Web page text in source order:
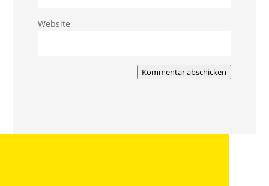
Website
Kommentar abschicken